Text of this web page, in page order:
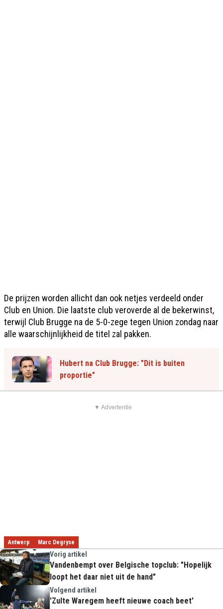
De prijzen worden allicht dan ook netjes verdeeld onder
Club en Union. Die laatste club veroverde al de bekerwinst,
terwijl Club Brugge na de 5-0-zege tegen Union zondag naar
alle waarschijnlijkheid de titel zal pakken.
Hubert na Club Brugge: "Dit is buiten
proportie"
▼ Advertentie
Antwerp Marc Degryse
Vorig artikel
Vandenbempt over Belgische topclub: "Hopelijk
loopt het daar niet uit de hand"
Volgend artikel
'Zulte Waregem heeft nieuwe coach beet'